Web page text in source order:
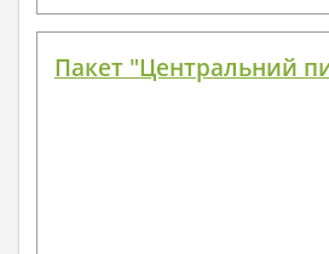
Пакет "Центральний